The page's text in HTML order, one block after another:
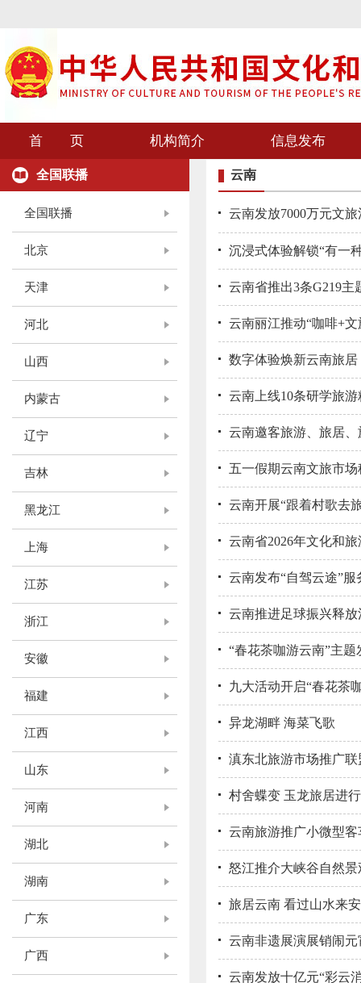
首 页 机构简介 信息发布
全国联播
全国联播
北京
天津
河北
山西
内蒙古
辽宁
吉林
黑龙江
上海
江苏
浙江
安徽
福建
江西
山东
河南
湖北
湖南
广东
广西
云南
云南发放7000万元文
沉浸式体验解锁“有一
云南省推出3条G219主
云南丽江推动“咖啡+文
数字体验焕新云南旅居
云南上线10条研学旅
云南邀客旅游、旅居、
五一假期云南文旅市
云南开展“跟着村歌去
云南省2026年文化和
云南发布“自驾云途”服
云南推进足球振兴释放
“春花茶咖游云南”主
九大活动开启“春花茶
异龙湖畔 海菜飞歌
滇东北旅游市场推广联
村舍蝶变 玉龙旅居进
云南旅游推广小微型客
怒江推介大峡谷自然景
旅居云南 看过山水来
云南非遗展演展销闹元
云南发放十亿元“彩云